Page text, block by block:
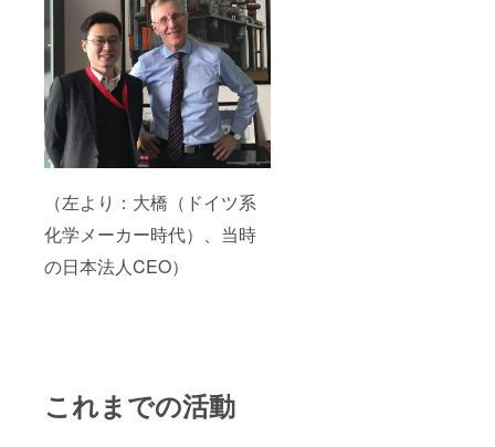
（左より：大橋（ドイツ系
化学メーカー時代）、当時
の日本法人CEO）
これまでの活動